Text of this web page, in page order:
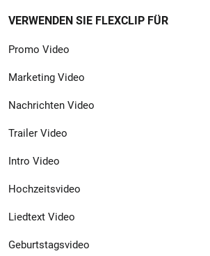
VERWENDEN SIE FLEXCLIP FÜR
Promo Video
Marketing Video
Nachrichten Video
Trailer Video
Intro Video
Hochzeitsvideo
Liedtext Video
Geburtstagsvideo